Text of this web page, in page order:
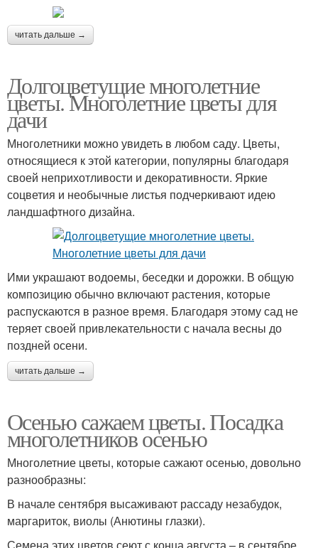
читать дальше →
Долгоцветущие многолетние
цветы. Многолетние цветы для
дачи
Многолетники можно увидеть в любом саду. Цветы,
относящиеся к этой категории, популярны благодаря
своей неприхотливости и декоративности. Яркие
соцветия и необычные листья подчеркивают идею
ландшафтного дизайна.
Ими украшают водоемы, беседки и дорожки. В общую
композицию обычно включают растения, которые
распускаются в разное время. Благодаря этому сад не
теряет своей привлекательности с начала весны до
поздней осени.
читать дальше →
Осенью сажаем цветы. Посадка
многолетников осенью
Многолетние цветы, которые сажают осенью, довольно
разнообразны:
В начале сентября высаживают рассаду незабудок,
маргариток, виолы (Анютины глазки).